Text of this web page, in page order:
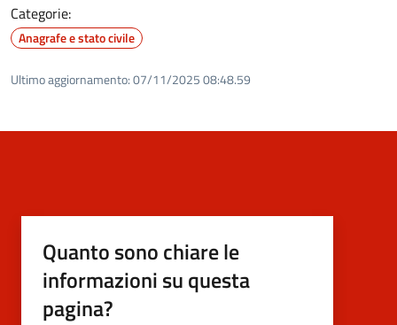
Categorie:
Anagrafe e stato civile
Ultimo aggiornamento:07/11/2025 08:48.59
Quanto sono chiare le
informazioni su questa
pagina?